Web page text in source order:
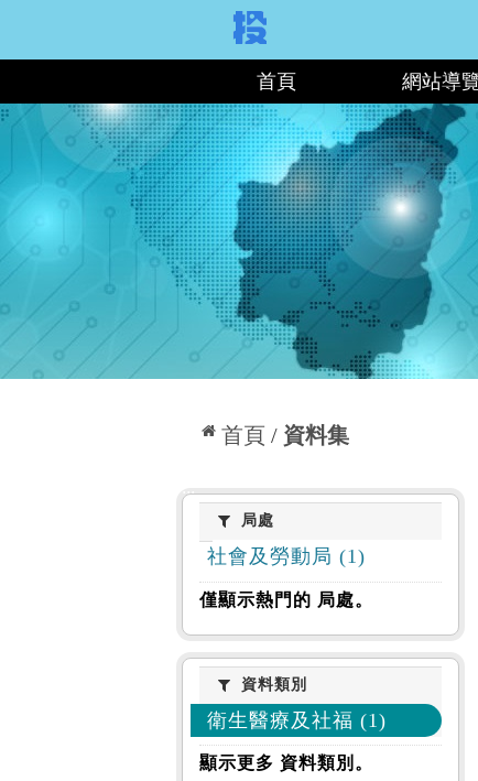
首頁 網站導
首頁 資料集
局處局處
社會及勞動局 (1)
僅顯示熱門的 局處。
資料類別
資料類別
衛生醫療及社福 (1)
顯示更多 資料類別。